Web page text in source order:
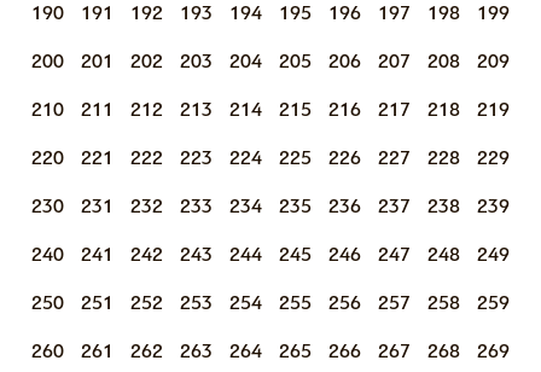
190 191 192 193 194 195 196 197 198 199
200 201 202 203 204 205 206 207 208 209
210 211 212 213 214 215 216 217 218 219
220 221 222 223 224 225 226 227 228 229
230 231 232 233 234 235 236 237 238 239
240 241 242 243 244 245 246 247 248 249
250 251 252 253 254 255 256 257 258 259
260 261 262 263 264 265 266 267 268 269